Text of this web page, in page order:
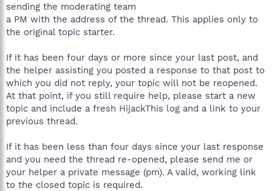
sending the moderating team
a PM with the address of the thread. This applies only to
the original topic starter.
If it has been four days or more since your last post, and
the helper assisting you posted a response to that post to
which you did not reply, your topic will not be reopened.
At that point, if you still require help, please start a new
topic and include a fresh HijackThis log and a link to your
previous thread.
If it has been less than four days since your last response
and you need the thread re-opened, please send me or
your helper a private message (pm). A valid, working link
to the closed topic is required.